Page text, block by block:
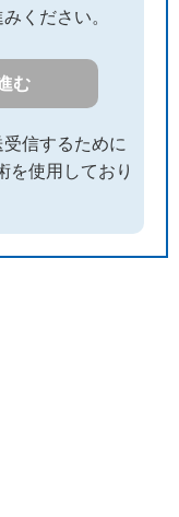
ください。
む
信するために
を使用しており